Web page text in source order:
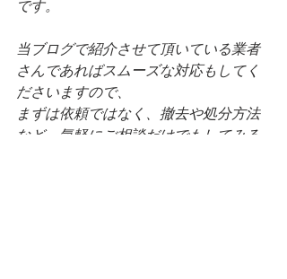
です。
当ブログで紹介させて頂いている業者
さんであればスムーズな対応もしてく
ださいますので、
まずは依頼ではなく、撤去や処分方法
など、気軽にご相談だけでもしてみる